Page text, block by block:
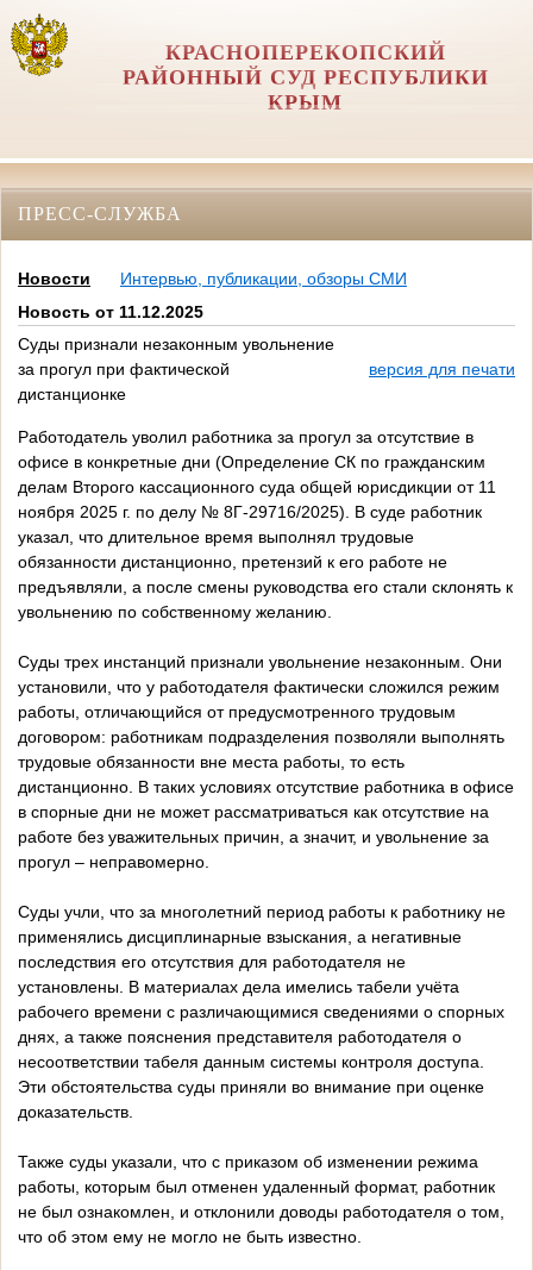
КРАСНОПЕРЕКОПСКИЙ
РАЙОННЫЙ СУД РЕСПУБЛИКИ
КРЫМ
ПРЕСС-СЛУЖБА
Новости
Интервью, публикации, обзоры СМИ
Новость от 11.12.2025
Суды признали незаконным увольнение
за прогул при фактической
дистанционке
версия для печати
Работодатель уволил работника за прогул за отсутствие в
офисе в конкретные дни (Определение СК по гражданским
делам Второго кассационного суда общей юрисдикции от 11
ноября 2025 г. по делу № 8Г-29716/2025). В суде работник
указал, что длительное время выполнял трудовые
обязанности дистанционно, претензий к его работе не
предъявляли, а после смены руководства его стали склонять к
увольнению по собственному желанию.
Суды трех инстанций признали увольнение незаконным. Они
установили, что у работодателя фактически сложился режим
работы, отличающийся от предусмотренного трудовым
договором: работникам подразделения позволяли выполнять
трудовые обязанности вне места работы, то есть
дистанционно. В таких условиях отсутствие работника в офисе
в спорные дни не может рассматриваться как отсутствие на
работе без уважительных причин, а значит, и увольнение за
прогул – неправомерно.
Суды учли, что за многолетний период работы к работнику не
применялись дисциплинарные взыскания, а негативные
последствия его отсутствия для работодателя не
установлены. В материалах дела имелись табели учёта
рабочего времени с различающимися сведениями о спорных
днях, а также пояснения представителя работодателя о
несоответствии табеля данным системы контроля доступа.
Эти обстоятельства суды приняли во внимание при оценке
доказательств.
Также суды указали, что с приказом об изменении режима
работы, которым был отменен удаленный формат, работник
не был ознакомлен, и отклонили доводы работодателя о том,
что об этом ему не могло не быть известно.